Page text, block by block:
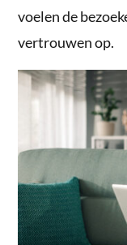
voelen de
vertrouwen op.